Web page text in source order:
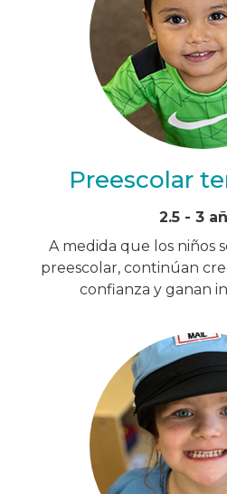
Preescolar
2.5 - 3
A medida que los niños
preescolar, continúan
confianza y ganan